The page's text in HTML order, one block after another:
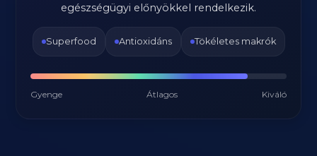
egészségügyi előnyökkel rendelkezik.
Superfood Antioxidáns Tökéletes makrók
Gyenge Átlagos Kiváló